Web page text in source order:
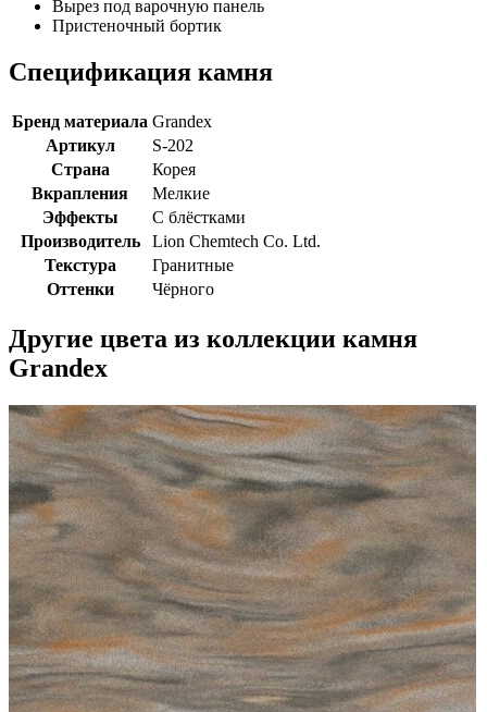
Вырез под варочную панель
Пристеночный бортик
Спецификация камня
Бренд материала Grandex
Артикул
S-202
Страна
Корея
Вкрапления
Мелкие
Эффекты
С блёстками
Производитель
Lion Chemtech Co. Ltd.
Текстура
Гранитные
Оттенки
Чёрного
Другие цвета из коллекции камня
Grandex